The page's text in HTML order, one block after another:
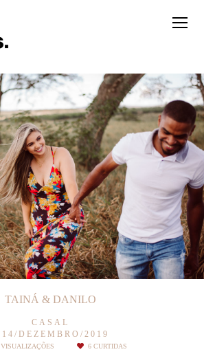
CASAL
14/DEZEMBRO/2019
TAINÁ & DANILO
VISUALIZAÇÕES 6 CURTIDAS